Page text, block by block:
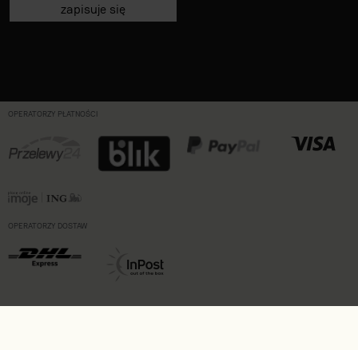
zapisuje się
OPERATORZY PŁATNOŚCI
OPERATORZY DOSTAW